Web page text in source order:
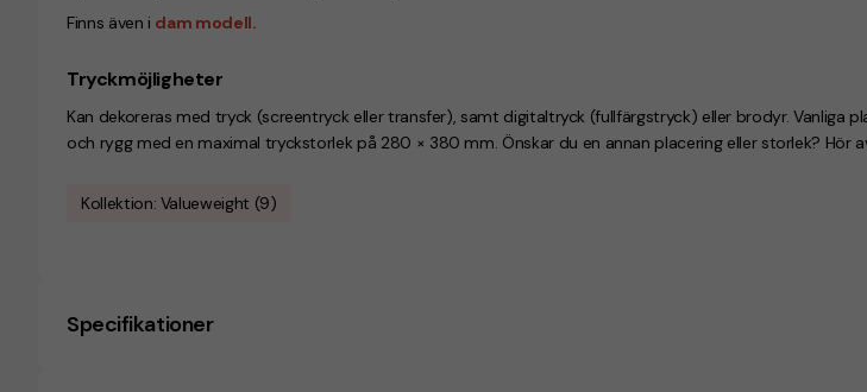
Finns även i dam modell.
Tryckmöjligheter
Kan dekoreras med tryck (screentryck eller transfer), samt digitaltryck (fullfärgstryck) eller brodyr. Vanliga
och rygg med en maximal tryckstorlek på 280 × 380 mm. Önskar du en annan placering eller storlek? Hör
Kollektion: Valueweight (9)
Specifikationer